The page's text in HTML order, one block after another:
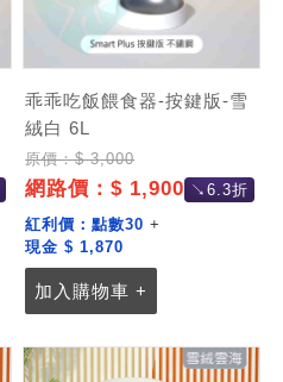
乖乖吃飯餵食器-按鍵版-雪
絨白 6L
原價：$ 3,000
網路價：$ 1,900 ↘6.3折
紅利價：點數30 +
現金 $ 1,870
加入購物車 +